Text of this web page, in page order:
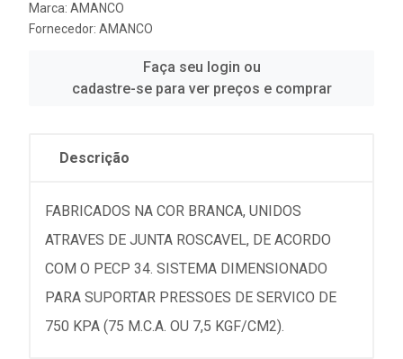
Marca: AMANCO
Fornecedor: AMANCO
Faça seu login ou
cadastre-se para ver preços e comprar
Descrição
FABRICADOS NA COR BRANCA, UNIDOS
ATRAVES DE JUNTA ROSCAVEL, DE ACORDO
COM O PECP 34. SISTEMA DIMENSIONADO
PARA SUPORTAR PRESSOES DE SERVICO DE
750 KPA (75 M.C.A. OU 7,5 KGF/CM2).